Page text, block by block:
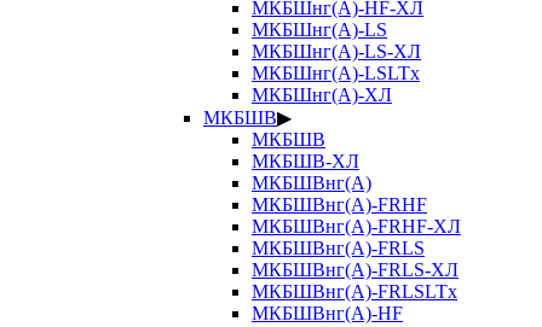
МКБШнг(А)-HF-ХЛ
МКБШнг(А)-LS
МКБШнг(А)-LS-ХЛ
МКБШнг(А)-LSLTx
МКБШнг(А)-ХЛ
МКБШВ▶
МКБШВ
МКБШВ-ХЛ
МКБШВнг(А)
МКБШВнг(А)-FRHF
МКБШВнг(А)-FRHF-ХЛ
МКБШВнг(А)-FRLS
МКБШВнг(А)-FRLS-ХЛ
МКБШВнг(А)-FRLSLTx
МКБШВнг(А)-HF